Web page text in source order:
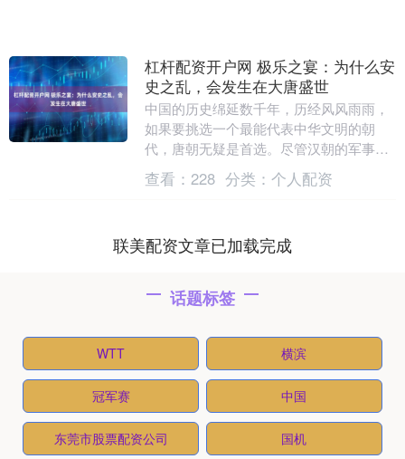
杠杆配资开户网 极乐之宴：为什么安
史之乱，会发生在大唐盛世
中国的历史绵延数千年，历经风风雨雨，
如果要挑选一个最能代表中华文明的朝
代，唐朝无疑是首选。尽管汉朝的军事成
就斐然，但在文化的璀璨光辉上似乎略显
逊色；宋朝虽文人辈....
查看： 228 分类： 个人配资
联美配资文章已加载完成
话题标签
WTT 横滨
冠军赛 中国
东莞市股票配资公司 国机